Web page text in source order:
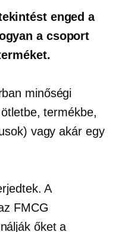
enged a
a csoport
minőségi
termékbe,
vagy akár egy
A
FMCG
őket a